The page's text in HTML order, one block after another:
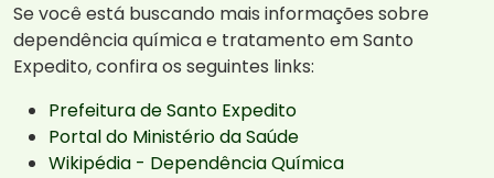
Se você está buscando mais informações sobre
dependência química e tratamento em Santo
Expedito, confira os seguintes links:
Prefeitura de Santo Expedito
Portal do Ministério da Saúde
Wikipédia - Dependência Química